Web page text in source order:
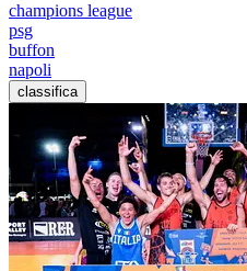
champions league
psg
buffon
napoli
classifica